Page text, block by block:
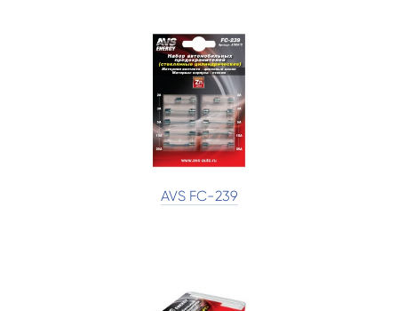
AVS FC-239